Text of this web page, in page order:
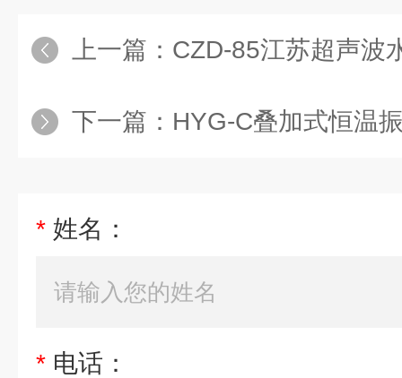
上一篇： CZD-85江苏超声波
下一篇： HYG-C叠加式恒温
* 姓名：
* 电话：